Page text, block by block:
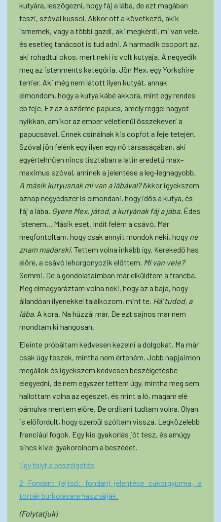
kutyára, leszögezni, hogy fáj a lába, de ezt magában
teszi, szóval kussol. Akkor ott a következő, akik
ismernek, vagy a többi gazdi, aki megkérdi, mi van vele,
és esetleg tanácsot is tud adni. A harmadik csoport az,
aki rohadtul okos, mert neki is volt kutyája. A negyedik
meg az istenments kategória. Jön Mex, egy Yorkshire
terrier. Aki még nem látott ilyen kutyát, annak
elmondom, hogy a kutya kábé akkora, mint egy rendes
eb feje. Ez az a szőrme papucs, amely reggel nagyot
nyikkan, amikor az ember véletlenül összekeveri a
papucsával. Ennek csinálnak kis copfot a feje tetején.
Szóval jön felénk egy ilyen egy nő társaságában, aki
egyértelműen nincs tisztában a latin eredetű max-
maximus szóval, aminek a jelentése a leg-legnagyobb.
A másik kutyusnak mi van a lábával?Akkor igyekszem
aznap negyedszer is elmondani, hogy idős a kutya, és
fáj a lába. Gyere Mex, játod, a kutyának fáj a jába. Édes
istenem... Másik eset. Indít felém a csávó. Már
megfontoltam, hogy csak annyit mondok neki, hogy ne
znam mađarski. Tettem volna inkább így. Kerekedő has
előre, a csávó lehorgonyozik előttem. Mi van vele?
Semmi. De a gondolataimban már elküldtem a francba.
Meg elmagyaráztam volna neki, hogy az a baja, hogy
állandóan ilyenekkel találkozom, mint te. Há’ tudod, a
lába. A kora. Na húzzál már. De ezt sajnos már nem
mondtam ki hangosan.
Eleinte próbáltam kedvesen kezelni a dolgokat. Ma már
csak úgy teszek, mintha nem érteném. Jobb napjaimon
megállok és igyekszem kedvesen beszélgetésbe
elegyedni, de nem egyszer tettem úgy, mintha meg sem
hallottam volna az egészet, és mint a ló, magam elé
bámulva mentem előre. De ordítani tudtam volna. Olyan
is előfordult, hogy szerbül szóltam vissza. Legközelebb
franciául fogok. Egy kis gyakorlás jót tesz, és amúgy
sincs kivel gyakorolnom a beszédet.
1Így folyt a beszélgetés
2 Fondant (ejtsd: fondan) jelentése cukorgyurma, a
torták burkolására használják.
(Folytatjuk)